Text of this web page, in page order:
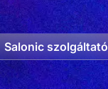
Salonic